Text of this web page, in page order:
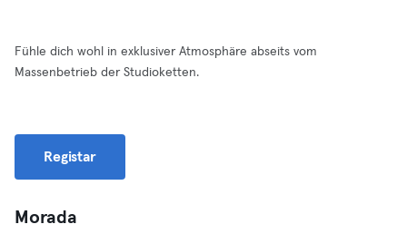
Fühle dich wohl in exklusiver Atmosphäre abseits vom
Massenbetrieb der Studioketten.
Registar
Morada